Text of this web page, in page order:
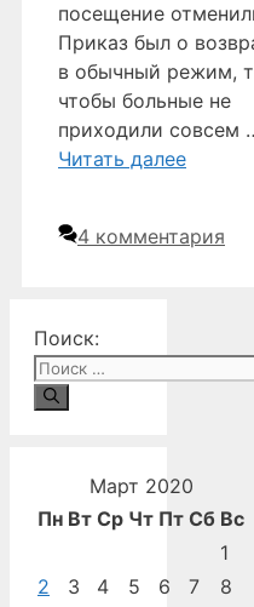
посещение
Приказ был о
в обычный режим,
чтобы больные не
приходили совсем
Читать далее
4 комментария
Поиск:
Март 2020
Пн Вт Ср Чт Пт Сб Вс
1
2
3 4 5 6 7
8